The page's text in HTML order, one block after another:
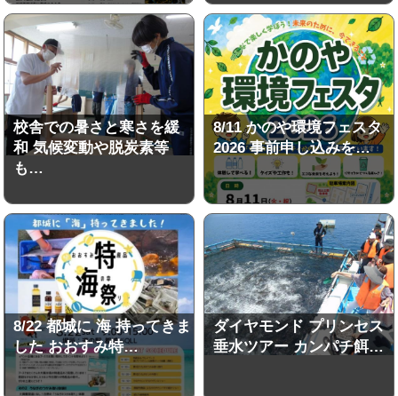
校舎での暑さと寒さを緩
和 気候変動や脱炭素等
も…
8/11 かのや環境フェスタ
2026 事前申し込みを…
8/22 都城に 海 持ってきま
した おおすみ特…
ダイヤモンド プリンセス
垂水ツアー カンパチ餌…